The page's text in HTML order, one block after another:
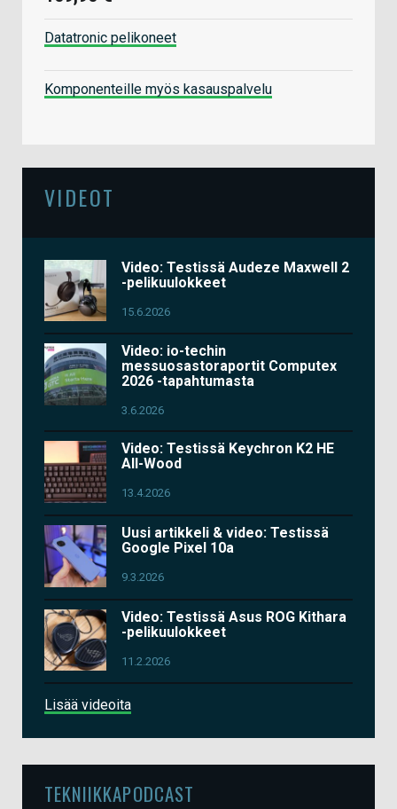
Datatronic pelikoneet
Komponenteille myös kasauspalvelu
VIDEOT
Video: Testissä Audeze Maxwell 2
-pelikuulokkeet
15.6.2026
Video: io-techin
messuosastoraportit Computex
2026 -tapahtumasta
3.6.2026
Video: Testissä Keychron K2 HE
All-Wood
13.4.2026
Uusi artikkeli & video: Testissä
Google Pixel 10a
9.3.2026
Video: Testissä Asus ROG Kithara
-pelikuulokkeet
11.2.2026
Lisää videoita
TEKNIIKKAPODCAST